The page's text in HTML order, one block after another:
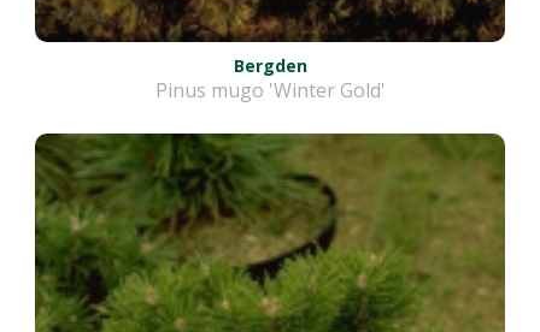
Bergden
Pinus mugo 'Winter Gold'